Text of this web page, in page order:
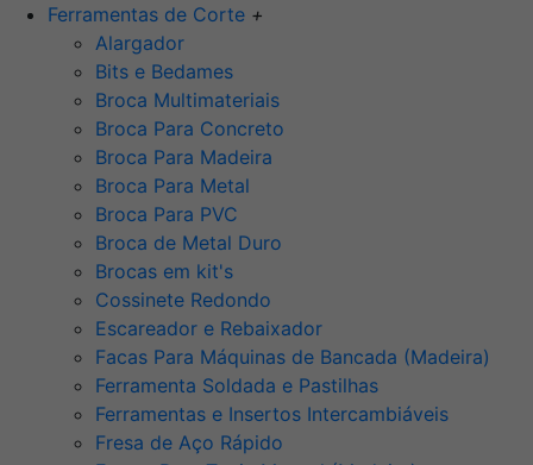
Ferramentas de Corte +
Alargador
Bits e Bedames
Broca Multimateriais
Broca Para Concreto
Broca Para Madeira
Broca Para Metal
Broca Para PVC
Broca de Metal Duro
Brocas em kit's
Cossinete Redondo
Escareador e Rebaixador
Facas Para Máquinas de Bancada (Madeira)
Ferramenta Soldada e Pastilhas
Ferramentas e Insertos Intercambiáveis
Fresa de Aço Rápido